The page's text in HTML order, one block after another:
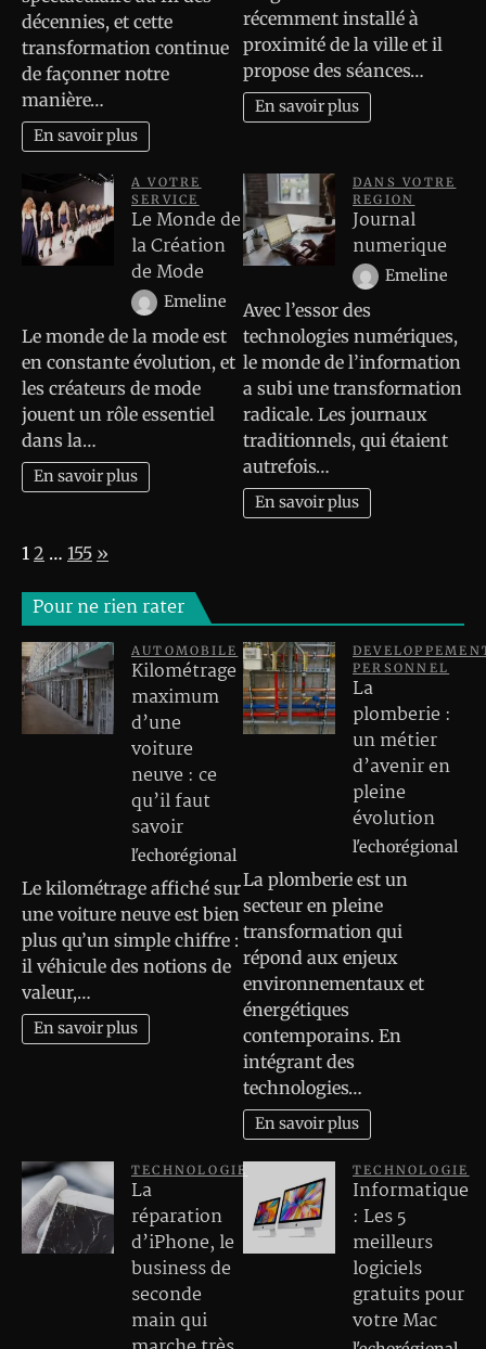
décennies, et cette
transformation continue
de façonner notre
manière…
En savoir plus
récemment installé à
proximité de la ville et il
propose des séances…
En savoir plus
A VOTRE
SERVICE
Le Monde de
la Création
de Mode
Emeline
Le monde de la mode est
en constante évolution, et
les créateurs de mode
jouent un rôle essentiel
dans la…
En savoir plus
DANS VOTRE
REGION
Journal
numerique
Emeline
Avec l’essor des
technologies numériques,
le monde de l’information
a subi une transformation
radicale. Les journaux
traditionnels, qui étaient
autrefois…
En savoir plus
Page:
1 2 … 155 Next
»
Pour ne rien rater
AUTOMOBILE
Kilométrage
maximum
d’une
voiture
neuve : ce
qu’il faut
savoir
l'echorégional
Le kilométrage affiché sur
une voiture neuve est bien
plus qu’un simple chiffre :
il véhicule des notions de
valeur,…
En savoir plus
PERSONNEL
La
plomberie :
un métier
d’avenir en
pleine
évolution
l'echorégional
La plomberie est un
secteur en pleine
transformation qui
répond aux enjeux
environnementaux et
énergétiques
contemporains. En
intégrant des
technologies…
En savoir plus
TECHNOLOGIE
La
réparation
d’iPhone, le
business de
seconde
main qui
TECHNOLOGIE
Informatique
: Les 5
meilleurs
logiciels
gratuits pour
votre Mac